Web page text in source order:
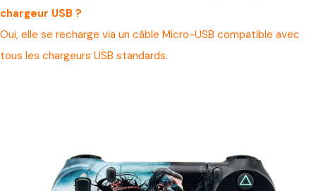
chargeur USB ?
Oui, elle se recharge via un câble Micro-USB compatible avec
tous les chargeurs USB standards.